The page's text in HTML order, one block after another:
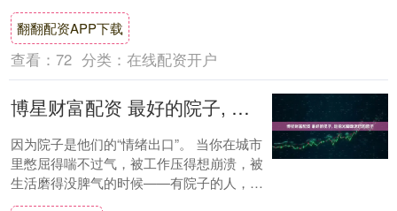
是我们衣柜里常见的牛仔裤、白鞋、小香风
外套....
翻翻配资APP下载
查看： 72 分类： 在线配资开户
博星财富配资 最好的院子, 是能光脚踩泥巴的院子
因为院子是他们的“情绪出口”。 当你在城市
里憋屈得喘不过气，被工作压得想崩溃，被
生活磨得没脾气的时候——有院子的人，推
开门就能呼吸。就这么简单。 院子，是成年